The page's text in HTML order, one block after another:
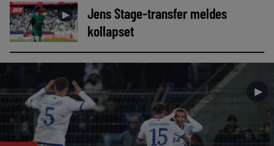
AVIS ►
Jens Stage-transfer meldes
kollapset
►